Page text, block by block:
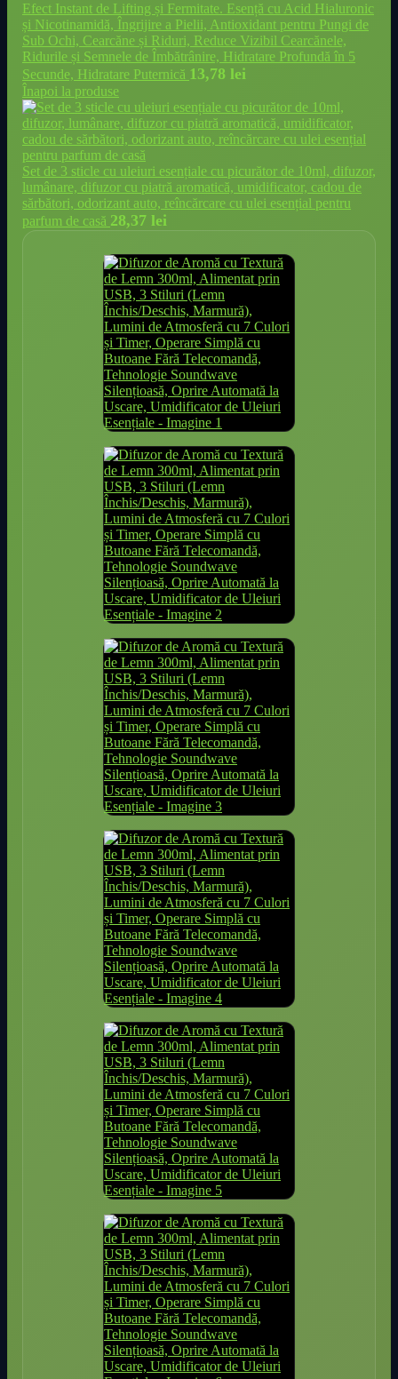
Efect Instant de Lifting și Fermitate. Esență cu Acid Hialuronic
și Nicotinamidă, Îngrijire a Pielii, Antioxidant pentru Pungi de
Sub Ochi, Cearcăne și Riduri, Reduce Vizibil Cearcănele,
Ridurile și Semnele de Îmbătrânire, Hidratare Profundă în 5
Secunde, Hidratare Puternică 13,78 lei
Înapoi la produse
Set de 3 sticle cu uleiuri esențiale cu picurător de 10ml, difuzor,
lumânare, difuzor cu piatră aromatică, umidificator, cadou de
sărbători, odorizant auto, reîncărcare cu ulei esențial pentru
parfum de casă 28,37 lei